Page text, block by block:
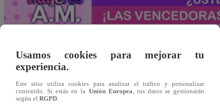
Redacción Latina
19 de octubre 2020
El cáncer de mama es un mal que cobra la vida de 5
Usamos cookies para mejorar tu
experiencia.
Este sitio utiliza cookies para analizar el tráfico y personalizar
contenido. Si estás en la Unión Europea , tus datos se gestionarán
según el RGPD